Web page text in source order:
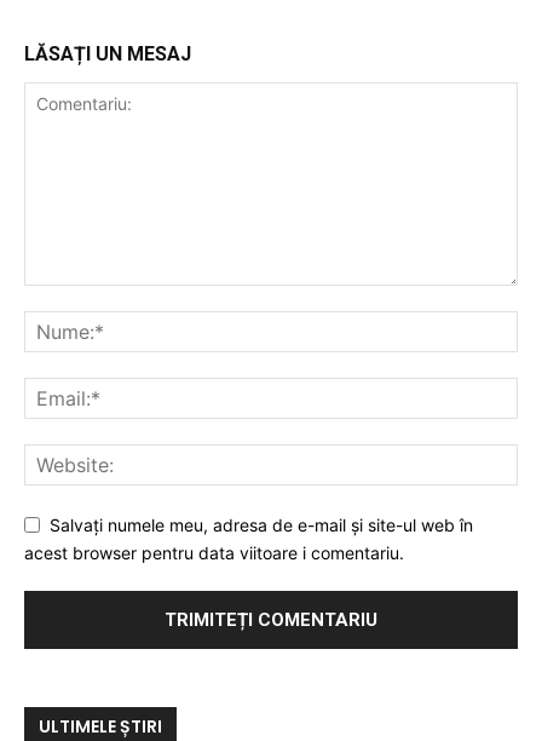
LĂSAȚI UN MESAJ
Salvați numele meu, adresa de e-mail și site-ul web în
acest browser pentru data viitoare i comentariu.
ULTIMELE ȘTIRI